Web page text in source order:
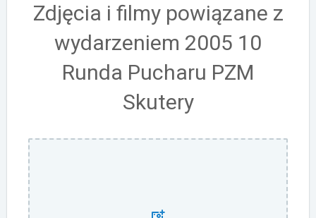
Zdjęcia i filmy powiązane z
wydarzeniem 2005 10
Runda Pucharu PZM
Skutery